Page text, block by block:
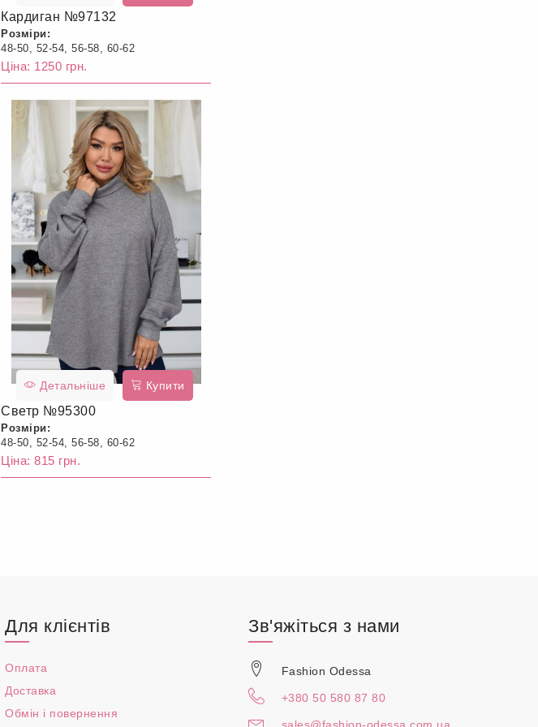
Кардиган №97132
Розміри:
48-50, 52-54, 56-58, 60-62
Ціна: 1250 грн.
Детальніше Купити
Светр №95300
Розміри:
48-50, 52-54, 56-58, 60-62
Ціна: 815 грн.
Для клієнтів
Оплата
Доставка
Обмін і повернення
Зв'яжіться з нами
Fashion Odessa
+380 50 580 87 80